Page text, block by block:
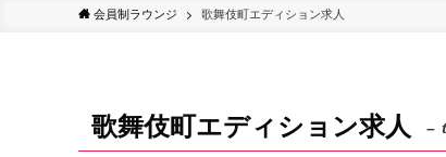
会員制ラウンジ 歌舞伎町エディション求人
歌舞伎町エディション求人 –